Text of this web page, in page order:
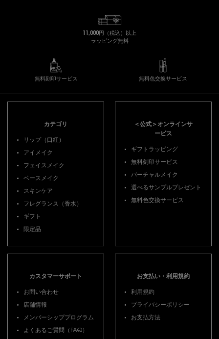
11,000円（税込）以上
ラッピング無料
無料刻印サービス 無料色交換サービス
カテゴリ
リップ（口紅）
アイメイク
フェイスメイク
ベースメイク
スキンケア
フレグランス（香水）
ギフト
限定品
＜公式＞オンラインサ
ービス
ギフトラッピング
無料刻印サービス
バーチャルメイク
選べるサンプルプレゼント
無料色交換サービス
カスタマーサポート
お問い合わせ
店舗情報
メンバーシッププログラム
よくあるご質問（FAQ）
お支払い・利用規約
利用規約
プライバシーポリシー
お支払方法